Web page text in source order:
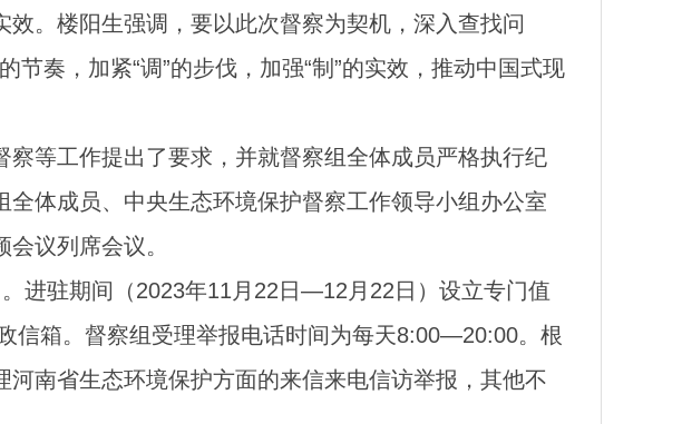
。楼阳生强调，要以此次督察为契机，深入查找问
节奏，加紧“调”的步伐，加强“制”的实效，推动中国式现
等工作提出了要求，并就督察组全体成员严格执行纪
体成员、中央生态环境保护督察工作领导小组办公室
议列席会议。
进驻期间（2023年11月22日—12月22日）设立专门值
信箱。督察组受理举报电话时间为每天8:00—20:00。根
南省生态环境保护方面的来信来电信访举报，其他不